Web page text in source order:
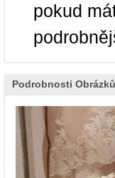
pokud
Podrobnosti Obrázků